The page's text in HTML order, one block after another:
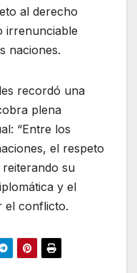
al derecho
irrenunciable
naciones.
recordó una
plena
“Entre los
el respeto
reiterando su
y el
el conflicto.